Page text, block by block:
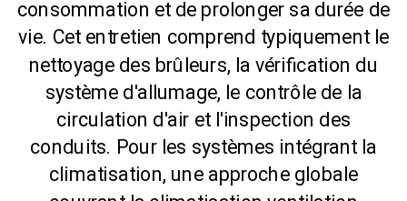
consommation et de prolonger sa durée de
vie. Cet entretien comprend typiquement le
nettoyage des brûleurs, la vérification du
système d'allumage, le contrôle de la
circulation d'air et l'inspection des
conduits. Pour les systèmes intégrant la
climatisation, une approche globale